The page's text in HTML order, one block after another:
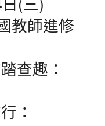
教師進修
查趣：
：